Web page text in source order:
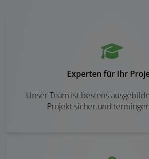
Experten für Ihr
Unser Team ist bestens
Projekt sicher und